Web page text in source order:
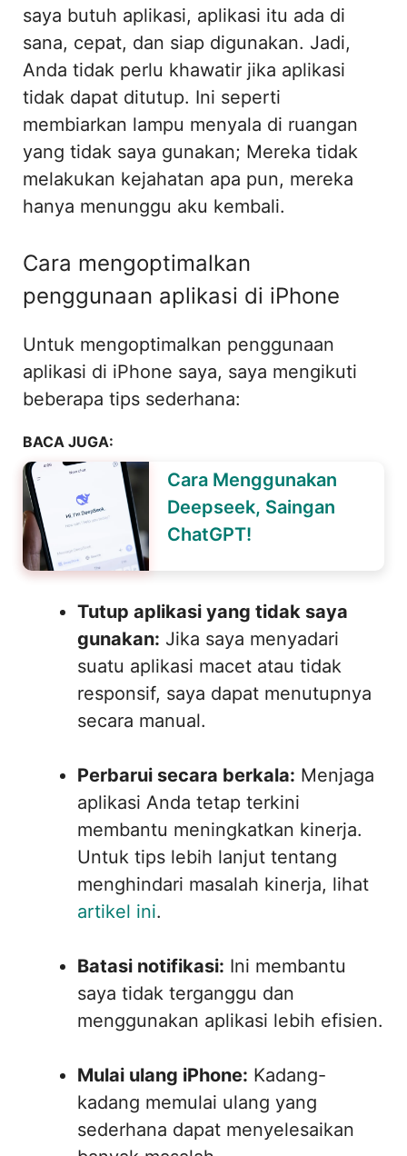
saya butuh aplikasi, aplikasi itu ada di
sana, cepat, dan siap digunakan. Jadi,
Anda tidak perlu khawatir jika aplikasi
tidak dapat ditutup. Ini seperti
membiarkan lampu menyala di ruangan
yang tidak saya gunakan; Mereka tidak
melakukan kejahatan apa pun, mereka
hanya menunggu aku kembali.
Cara mengoptimalkan
penggunaan aplikasi di iPhone
Untuk mengoptimalkan penggunaan
aplikasi di iPhone saya, saya mengikuti
beberapa tips sederhana:
BACA JUGA:
Cara Menggunakan
Deepseek, Saingan
ChatGPT!
Tutup aplikasi yang tidak saya
gunakan: Jika saya menyadari
suatu aplikasi macet atau tidak
responsif, saya dapat menutupnya
secara manual.
Perbarui secara berkala: Menjaga
aplikasi Anda tetap terkini
membantu meningkatkan kinerja.
Untuk tips lebih lanjut tentang
menghindari masalah kinerja, lihat
artikel ini.
Batasi notifikasi: Ini membantu
saya tidak terganggu dan
menggunakan aplikasi lebih efisien.
Mulai ulang iPhone: Kadang-
kadang memulai ulang yang
sederhana dapat menyelesaikan